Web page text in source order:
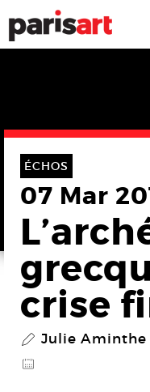
ÉCHOS
07 Mar
crise
P Julie Aminthe
@